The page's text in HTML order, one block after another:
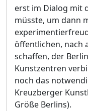
erst im Dialog mit
müsste, um dann
öffentlichen, nach
schaffen, der
Kunstzentren
noch das
Kreuzberger
Größe Berlins).